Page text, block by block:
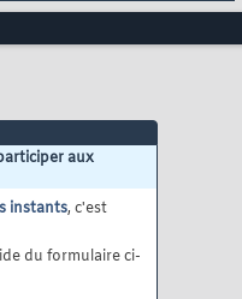
aux
instants, c'est
du formulaire ci-